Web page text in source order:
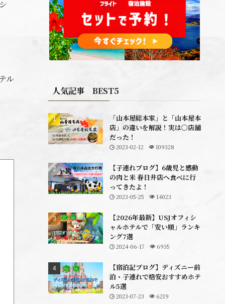
ル
人気記事 BEST5
「山本屋総本家」と「山本屋本
店」の違いを解説！実は〇店舗
だった！
2023-02-12 109328
【子連れブログ】6歳児と感動
の肉と米 春日井店へ食べに行
ってきたよ！
2023-05-25 14023
【2026年最新】USJオフィシ
ャルホテルで「安い順」ランキ
ング7選
2024-06-17 6935
【宿泊記ブログ】ディズニー前
泊・子連れで格安おすすめホテ
ル5選
2023-07-23 6219